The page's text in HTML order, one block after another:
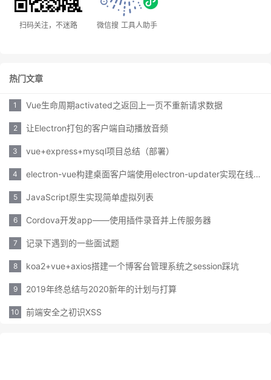
扫码关注，不迷路 微信搜 工具人助手
热门文章
1 Vue生命周期activated之返回上一页不重新请求数据
2 让Electron打包的客户端自动播放音频
3 vue+express+mysql项目总结（部署）
4 electron-vue构建桌面客户端使用electron-updater实现在线更新
5 JavaScript原生实现简单虚拟列表
6 Cordova开发app——使用插件录音并上传服务器
7 记录下遇到的一些面试题
8 koa2+vue+axios搭建一个博客台管理系统之session踩坑
9 2019年终总结与2020新年的计划与打算
10 前端安全之初识XSS